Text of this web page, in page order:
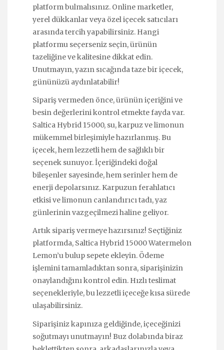
platform bulmalısınız. Online marketler,
yerel dükkanlar veya özel içecek satıcıları
arasında tercih yapabilirsiniz. Hangi
platformu seçerseniz seçin, ürünün
tazeliğine ve kalitesine dikkat edin.
Unutmayın, yazın sıcağında taze bir içecek,
gününüzü aydınlatabilir!
Sipariş vermeden önce, ürünün içeriğini ve
besin değerlerini kontrol etmekte fayda var.
Saltica Hybrid 15000, su, karpuz ve limonun
mükemmel birleşimiyle hazırlanmış. Bu
içecek, hem lezzetli hem de sağlıklı bir
seçenek sunuyor. İçeriğindeki doğal
bileşenler sayesinde, hem serinler hem de
enerji depolarsınız. Karpuzun ferahlatıcı
etkisi ve limonun canlandırıcı tadı, yaz
günlerinin vazgeçilmezi haline geliyor.
Artık sipariş vermeye hazırsınız! Seçtiğiniz
platformda, Saltica Hybrid 15000 Watermelon
Lemon’u bulup sepete ekleyin. Ödeme
işlemini tamamladıktan sonra, siparişinizin
onaylandığını kontrol edin. Hızlı teslimat
seçenekleriyle, bu lezzetli içeceğe kısa sürede
ulaşabilirsiniz.
Siparişiniz kapınıza geldiğinde, içeceğinizi
soğutmayı unutmayın! Buz dolabında biraz